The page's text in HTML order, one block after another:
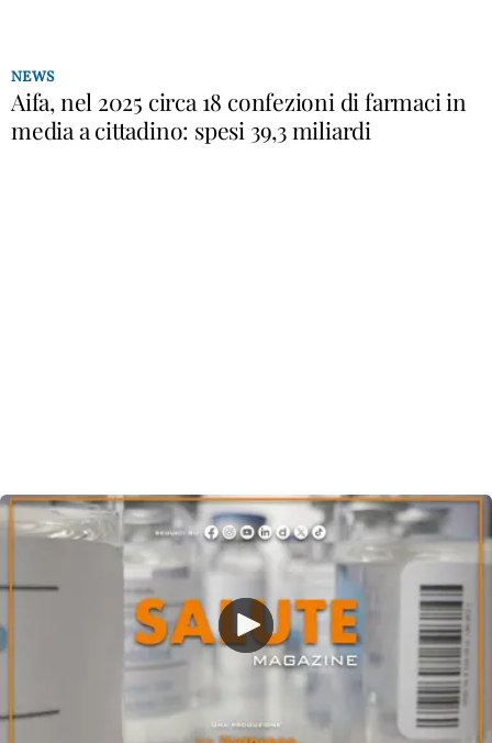
NEWS
Aifa, nel 2025 circa 18 confezioni di farmaci in
media a cittadino: spesi 39,3 miliardi